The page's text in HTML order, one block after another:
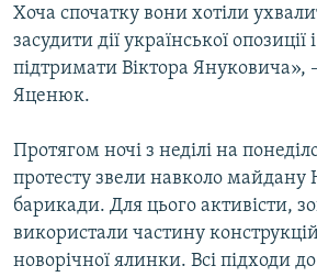
Хоча спочатку вони хотіли
засудити дії української опозиції
підтримати Віктора Януковича»,
Яценюк.
Протягом ночі з неділі на
протесту звели навколо майдану
барикади. Для цього активісти,
використали частину
новорічної ялинки. Всі підходи